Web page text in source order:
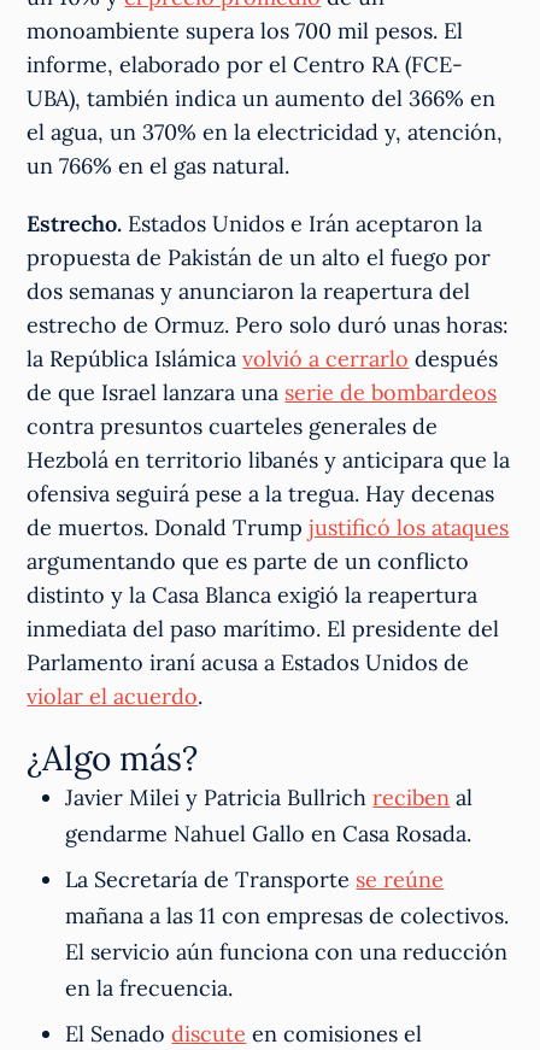
monoambiente supera los 700 mil pesos. El
informe, elaborado por el Centro RA (FCE-
UBA), también indica un aumento del 366% en
el agua, un 370% en la electricidad y, atención,
un 766% en el gas natural.
Estrecho. Estados Unidos e Irán aceptaron la
propuesta de Pakistán de un alto el fuego por
dos semanas y anunciaron la reapertura del
estrecho de Ormuz. Pero solo duró unas horas:
la República Islámicavolvió a cerrarlo después
de que Israel lanzara una serie de bombardeos
contra presuntos cuarteles generales de
Hezbolá en territorio libanés y anticipara que la
ofensiva seguirá pese a la tregua. Hay decenas
de muertos. Donald Trumpjustificó los ataques
argumentando que es parte de un conflicto
distinto y la Casa Blanca exigió la reapertura
inmediata del paso marítimo. El presidente del
Parlamento iraní acusa a Estados Unidos de
violar el acuerdo.
¿Algo más?
Javier Milei y Patricia Bullrichreciben al
gendarme Nahuel Gallo en Casa Rosada.
La Secretaría de Transporte se reúne
mañana a las 11 con empresas de colectivos.
El servicio aún funciona con una reducción
en la frecuencia.
El Senadodiscute en comisiones el